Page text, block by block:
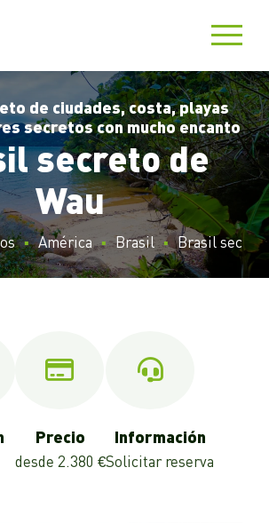
de ciudades, costa, playas
secretos con mucho encanto
secreto de
Wau
América Brasil Brasil
Precio
desde 2.380 €
Información
Solicitar reserva